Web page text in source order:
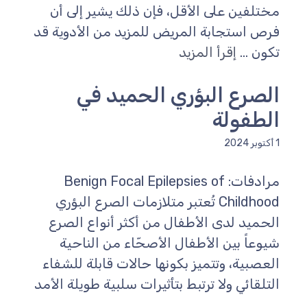
مختلفين على الأقل، فإن ذلك يشير إلى أن
فرص استجابة المريض للمزيد من الأدوية قد
تكون ... إقرأ المزيد
الصرع البؤري الحميد في
الطفولة
1 أكتوبر 2024
مرادفات: Benign Focal Epilepsies of
Childhood تُعتبر متلازمات الصرع البؤري
الحميد لدى الأطفال من أكثر أنواع الصرع
شيوعاً بين الأطفال الأصحّاء من الناحية
العصبية، وتتميز بكونها حالات قابلة للشفاء
التلقائي ولا ترتبط بتأثيرات سلبية طويلة الأمد